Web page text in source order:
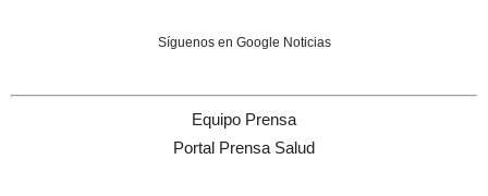
Síguenos en Google Noticias
Equipo Prensa
Portal Prensa Salud